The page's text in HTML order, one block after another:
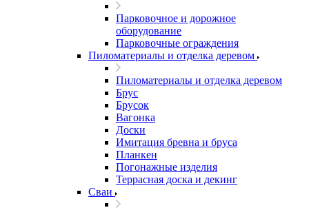
Парковочное и дорожное
оборудование
Парковочные ограждения
Пиломатериалы и отделка деревом
Пиломатериалы и отделка деревом
Брус
Брусок
Вагонка
Доски
Имитация бревна и бруса
Планкен
Погонажные изделия
Террасная доска и декинг
Сваи